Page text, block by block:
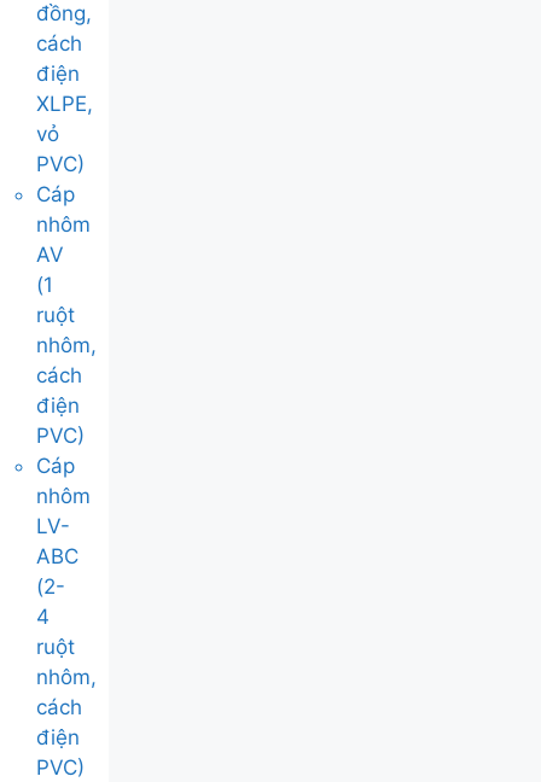
đồng,
cách
điện
XLPE,
vỏ
PVC)
Cáp
nhôm
AV
(1
ruột
nhôm,
cách
điện
PVC)
Cáp
nhôm
LV-
ABC
(2-
4
ruột
nhôm,
cách
điện
PVC)